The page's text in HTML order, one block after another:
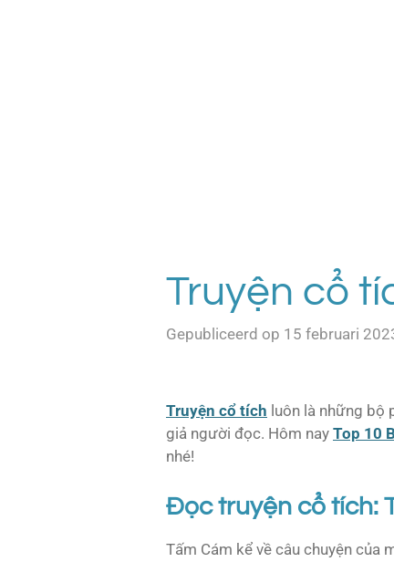
Truyện cổ
Gepubliceerd op 15 februari
Truyện cổ tích luôn là những bộ
giả người đọc. Hôm nay Top 10
nhé!
Đọc truyện cổ tích:
Tấm Cám kể về câu chuyện của